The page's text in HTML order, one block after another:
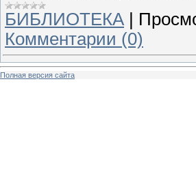
БИБЛИОТЕКА
Комментарии (0)
Полная версия сайта